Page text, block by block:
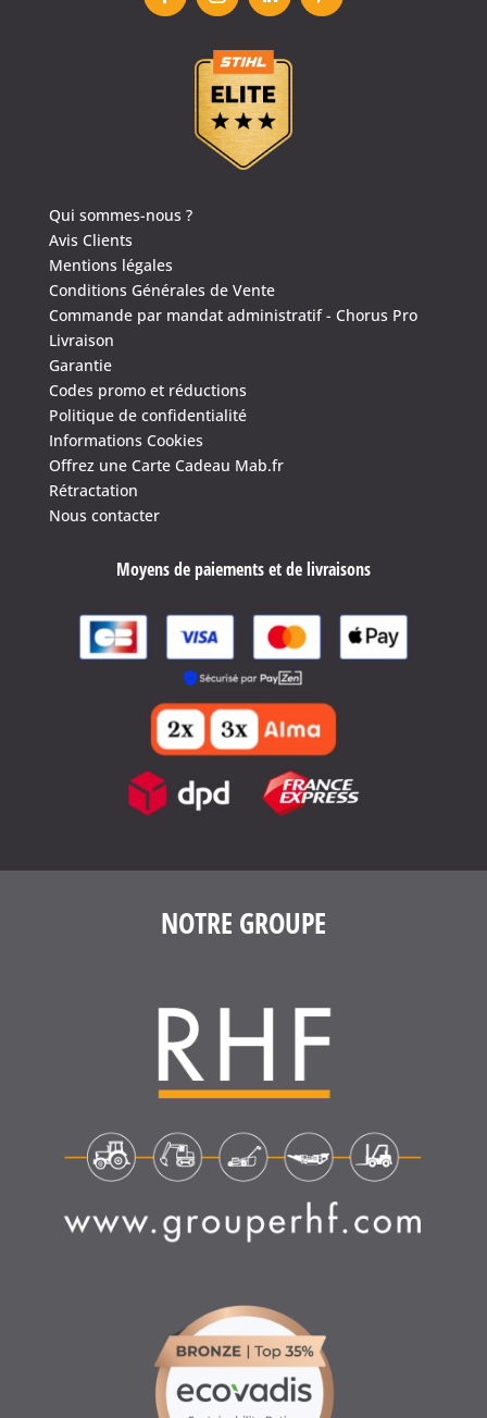
Qui sommes-nous ?
Avis Clients
Mentions légales
Conditions Générales de Vente
Commande par mandat administratif - Chorus Pro
Livraison
Garantie
Codes promo et réductions
Politique de confidentialité
Informations Cookies
Offrez une Carte Cadeau Mab.fr
Rétractation
Nous contacter
Moyens de paiements et de livraisons
NOTRE GROUPE